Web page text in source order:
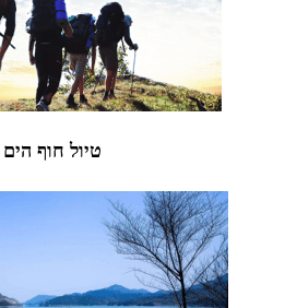
טיול חוף הים